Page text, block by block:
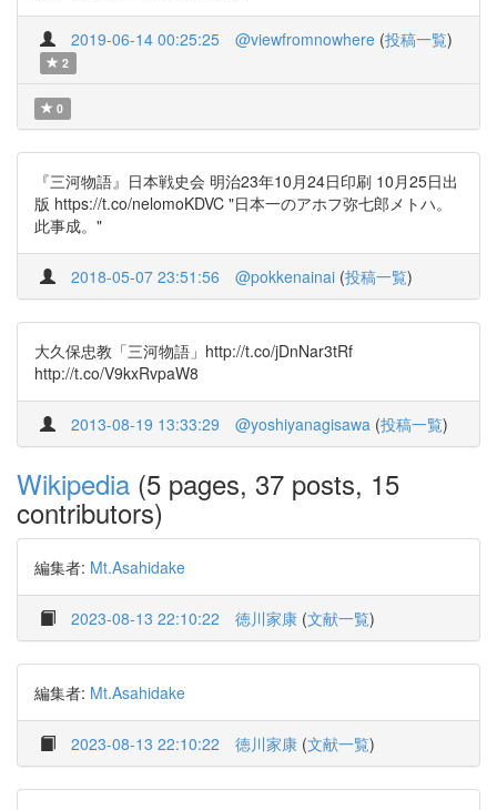
2019-06-14 00:25:25 @viewfromnowhere (投稿一覧)
2
0
『三河物語』日本戦史会 明治23年10月24日印刷 10月25日出
版 https://t.co/nelomoKDVC "日本一のアホフ弥七郎メトハ。
此事成。"
2018-05-07 23:51:56 @pokkenainai (投稿一覧)
大久保忠教「三河物語」http://t.co/jDnNar3tRf
http://t.co/V9kxRvpaW8
2013-08-19 13:33:29 @yoshiyanagisawa (投稿一覧)
Wikipedia (5 pages, 37 posts, 15
contributors)
編集者: Mt.Asahidake
2023-08-13 22:10:22 徳川家康 (文献一覧)
編集者: Mt.Asahidake
2023-08-13 22:10:22 徳川家康 (文献一覧)